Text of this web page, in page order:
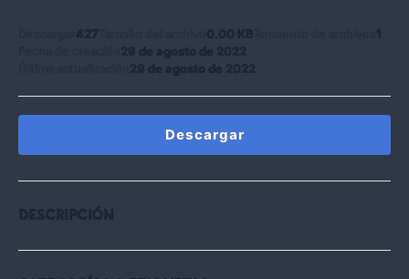
427 0.00 KB
1
29 de agosto de 2022
29 de agosto de 2022
Descargar
DESCRIPCIÓN